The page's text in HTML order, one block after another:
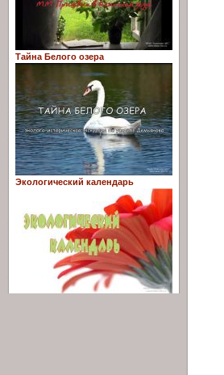
Тайна Белого озера
Экологический календарь